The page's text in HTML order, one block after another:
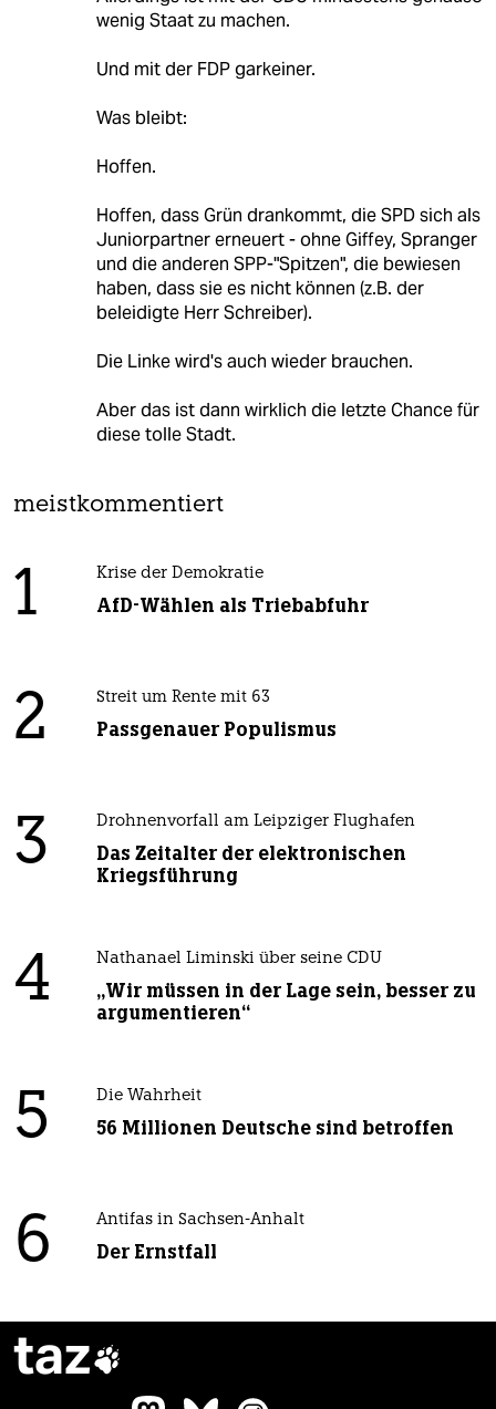
wenig Staat zu machen.
Und mit der FDP garkeiner.
Was bleibt:
Hoffen.
Hoffen, dass Grün drankommt, die SPD sich als
Juniorpartner erneuert - ohne Giffey, Spranger
und die anderen SPP-"Spitzen", die bewiesen
haben, dass sie es nicht können (z.B. der
beleidigte Herr Schreiber).
Die Linke wird's auch wieder brauchen.
Aber das ist dann wirklich die letzte Chance für
diese tolle Stadt.
meistkommentiert
1 Krise der Demokratie
AfD-Wählen als Triebabfuhr
2 Streit um Rente mit 63
Passgenauer Populismus
3 Drohnenvorfall am Leipziger Flughafen
Das Zeitalter der elektronischen
Kriegsführung
4 Nathanael Liminski über seine CDU
„Wir müssen in der Lage sein, besser zu
argumentieren“
5 Die Wahrheit
56 Millionen Deutsche sind betroffen
6 Antifas in Sachsen-Anhalt
Der Ernstfall
taz